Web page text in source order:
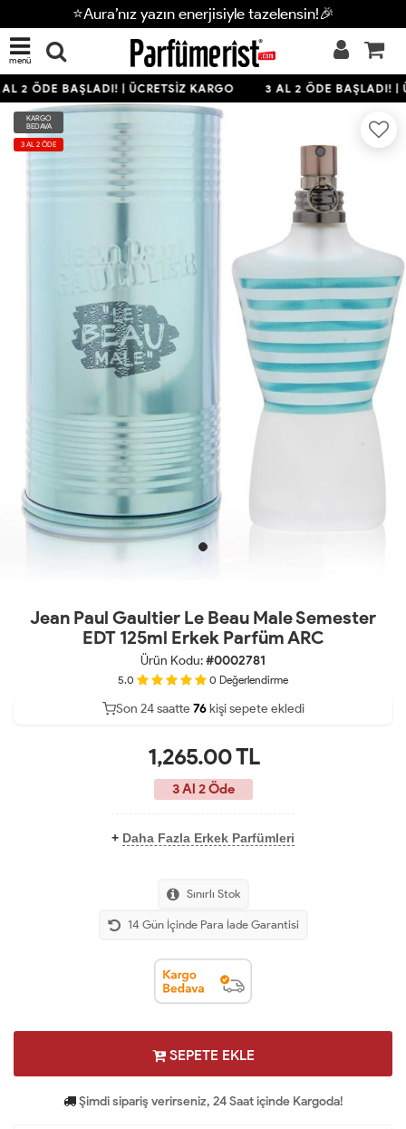
⭐Aura’nız yazın enerjisiyle tazelensin!🎉
menü
2 ÖDE BAŞLADI! | ÜCRETSİZ KARGO 3 AL 2 ÖDE BAŞLADI! |
KARGO
BEDAVA
3 AL 2 ÖDE
Jean Paul Gaultier Le Beau Male Semester
EDT 125ml Erkek Parfüm ARC
Ürün Kodu:#0002781
5.0 0 Değerlendirme
41
Son 24 saatte 76kişi sepete ekledi
Son 24 saatte32kişi satın aldı
1,265.00TL
3 Al 2 Öde
+ Daha Fazla Erkek Parfümleri
Sınırlı Stok
14 Gün İçinde Para İade Garantisi
SEPETE EKLE
Şimdi sipariş verirseniz, 24 Saat içinde Kargoda!